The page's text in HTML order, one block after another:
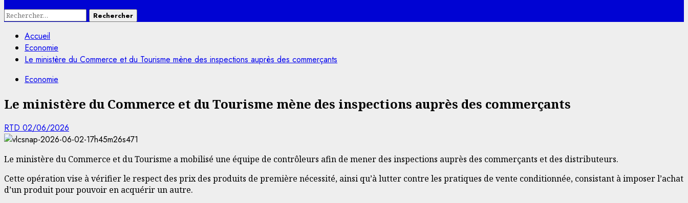
Rechercher :
Accueil
Economie
Le ministère du Commerce et du Tourisme mène des inspections auprès des commerçants
Economie
Le ministère du Commerce et du Tourisme mène des inspections auprès des commerçants
RTD 02/06/2026
Le ministère du Commerce et du Tourisme a mobilisé une équipe de contrôleurs afin de mener des inspections auprès des commerçants et des distributeurs.
Cette opération vise à vérifier le respect des prix des produits de première nécessité, ainsi qu’à lutter contre les pratiques de vente conditionnée, consistant à imposer l’achat
d’un produit pour pouvoir en acquérir un autre.